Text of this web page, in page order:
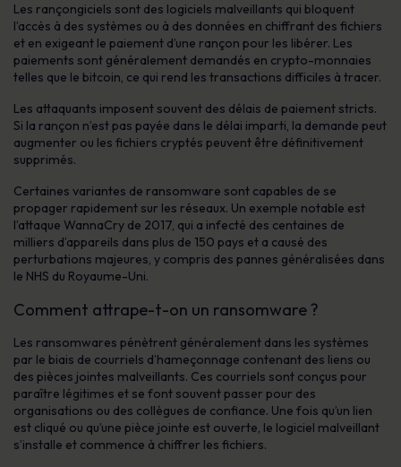
Les rançongiciels sont des logiciels malveillants qui bloquent
l’accès à des systèmes ou à des données en chiffrant des fichiers
et en exigeant le paiement d’une rançon pour les libérer. Les
paiements sont généralement demandés en crypto-monnaies
telles que le bitcoin, ce qui rend les transactions difficiles à tracer.
Les attaquants imposent souvent des délais de paiement stricts.
Si la rançon n’est pas payée dans le délai imparti, la demande peut
augmenter ou les fichiers cryptés peuvent être définitivement
supprimés.
Certaines variantes de ransomware sont capables de se
propager rapidement sur les réseaux. Un exemple notable est
l’attaque WannaCry de 2017, qui a infecté des centaines de
milliers d’appareils dans plus de 150 pays et a causé des
perturbations majeures, y compris des pannes généralisées dans
le NHS du Royaume-Uni.
Comment attrape-t-on un ransomware ?
Les ransomwares pénètrent généralement dans les systèmes
par le biais de courriels d’hameçonnage contenant des liens ou
des pièces jointes malveillants. Ces courriels sont conçus pour
paraître légitimes et se font souvent passer pour des
organisations ou des collègues de confiance. Une fois qu’un lien
est cliqué ou qu’une pièce jointe est ouverte, le logiciel malveillant
s’installe et commence à chiffrer les fichiers.